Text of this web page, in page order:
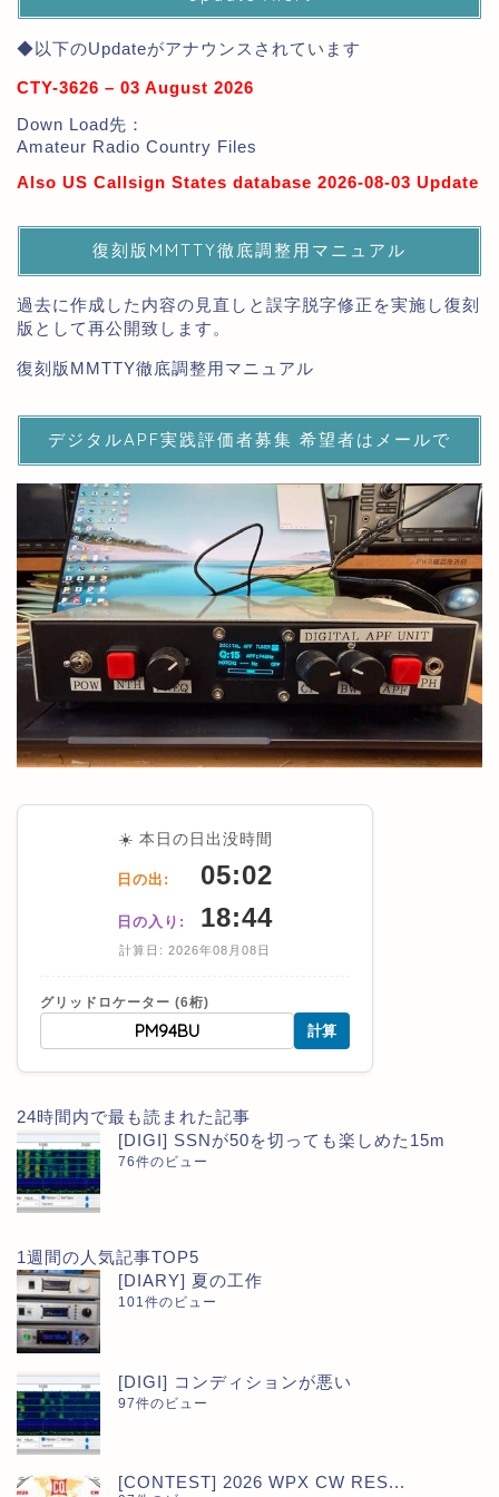
◆以下のUpdateがアナウンスされています
CTY-3626 – 03 August 2026
Down Load先：
Amateur Radio Country Files
Also US Callsign States database 2026-08-03 Update
復刻版MMTTY徹底調整用マニュアル
過去に作成した内容の見直しと誤字脱字修正を実施し復刻
版として再公開致します。
復刻版MMTTY徹底調整用マニュアル
デジタルAPF実践評価者募集 希望者はメールで
☀️ 本日の日出没時間
日の出: 05:02
日の入り: 18:44
計算日: 2026年08月08日
グリッドロケーター (6桁)
計算
24時間内で最も読まれた記事
[DIGI] SSNが50を切っても楽しめた15m
76件のビュー
1週間の人気記事TOP5
[DIARY] 夏の工作
101件のビュー
[DIGI] コンディションが悪い
97件のビュー
[CONTEST] 2026 WPX CW RES...